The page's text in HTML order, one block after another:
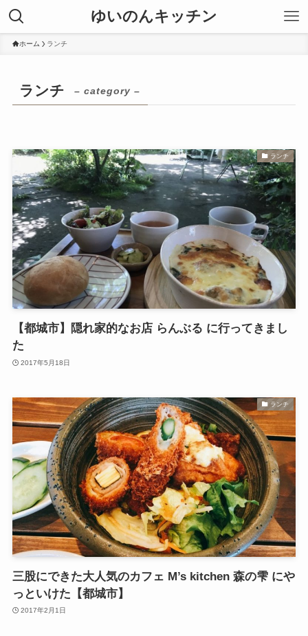
ゆいのんキッチン
ホーム ランチ
ランチ – category –
ランチ
【都城市】隠れ家的なお店 らんぶる に行ってきまし
た
2017年5月18日
ランチ
三股にできた大人気のカフェ M’s kitchen 森の雫 にや
っといけた【都城市】
2017年2月1日